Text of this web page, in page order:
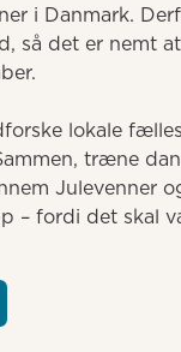
i Danmark.
så det er nemt
lokale
træne
Julevenner
– fordi det skal